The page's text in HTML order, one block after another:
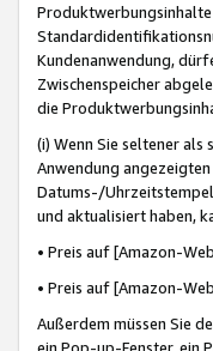
Kundenanwendung,
Zwischenspeicher
die
(i) Wenn Sie seltener
Anwendung
Datums-/
und aktualisiert haben,
• Preis auf [Amazon-
• Preis auf [Amazon-
Außerdem müssen Sie
ein Pop-up-Fenster, ein